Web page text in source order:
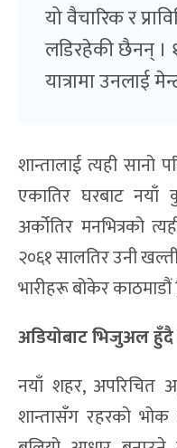
यो वैचारिक र
लडिरहेकी छैनन् ।
यात्रामा उनलाई
शान्तालाई त्यही सानो
एकातिर घरबाट नयाँ
अर्कोतिर मनभित्रको
२०६१ सालतिर उनी
भारीहरू बोकेर काठमाडौं
अडियोबाट भिजुअल
नयाँ शहर, अपरिचित
शान्तासँग रहरको भोक